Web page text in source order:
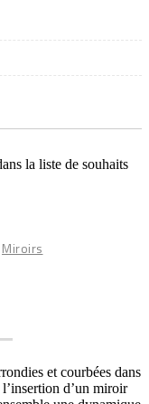
la liste de souhaits
Miroirs
et courbées dans
d’un miroir